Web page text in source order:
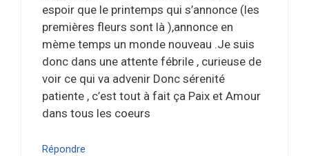
espoir que le printemps qui s’annonce (les
premières fleurs sont là ),annonce en
mème temps un monde nouveau .Je suis
donc dans une attente fébrile , curieuse de
voir ce qui va advenir Donc sérenité
patiente , c’est tout à fait ça Paix et Amour
dans tous les coeurs
Répondre